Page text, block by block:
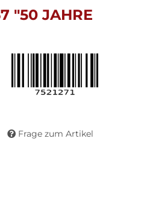
"50 JAHRE
Frage zum Artikel